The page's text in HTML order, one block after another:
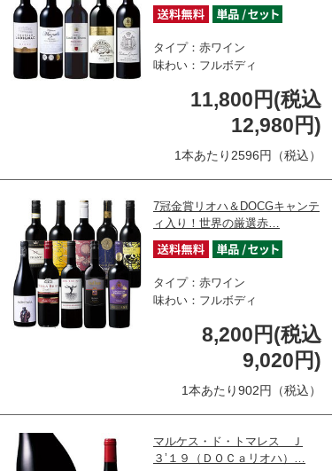
タイプ：赤ワイン
味わい：フルボディ
11,800円(税込
12,980円)
1本あたり2596円（税込）
7冠金賞リオハ＆DOCGキャンテ
ィ入り！世界の厳選赤…
タイプ：赤ワイン
味わい：フルボディ
8,200円(税込
9,020円)
1本あたり902円（税込）
マルケス・ド・トマレス Ｊ
３’１９（ＤＯＣａリオハ）…